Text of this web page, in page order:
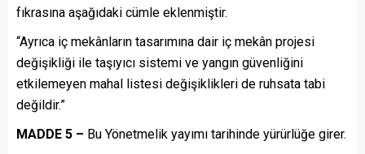
fıkrasına aşağıdaki cümle eklenmiştir.
“Ayrıca iç mekânların tasarımına dair iç mekân projesi
değişikliği ile taşıyıcı sistemi ve yangın güvenliğini
etkilemeyen mahal listesi değişiklikleri de ruhsata tabi
değildir.”
MADDE 5 – Bu Yönetmelik yayımı tarihinde yürürlüğe girer.